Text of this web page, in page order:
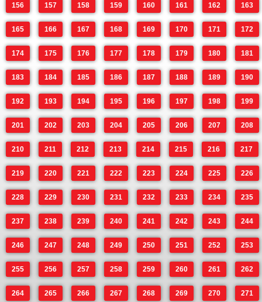
156 157 158 159 160 161 162 163
165 166 167 168 169 170 171 172
174 175 176 177 178 179 180 181
183 184 185 186 187 188 189 190
192 193 194 195 196 197 198 199
201 202 203 204 205 206 207 208
210 211 212 213 214 215 216 217
219 220 221 222 223 224 225 226
228 229 230 231 232 233 234 235
237 238 239 240 241 242 243 244
246 247 248 249 250 251 252 253
255 256 257 258 259 260 261 262
264 265 266 267 268 269 270 271